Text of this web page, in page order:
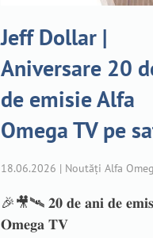
Jeff Dollar |
Aniversare 20
de emisie Alfa
Omega TV pe
18.06.2026 | Noutăți Alfa
🎉🎥🛰️ 𝟐𝟎 𝐝𝐞 𝐚𝐧𝐢 𝐝𝐞
𝐎𝐦𝐞𝐠𝐚 𝐓𝐕